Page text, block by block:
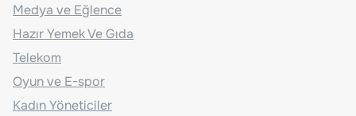
Medya ve Eğlence
Hazır Yemek Ve Gıda
Telekom
Oyun ve E-spor
Kadın Yöneticiler